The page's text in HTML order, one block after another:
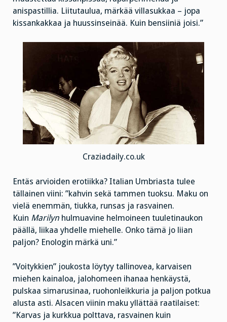
anispastillia. Liitutaulua, märkää villasukkaa – jopa
kissankakkaa ja huussinseinää. Kuin bensiiniä joisi.”
Craziadaily.co.uk
Entäs arvioiden erotiikka? Italian Umbriasta tulee
tällainen viini: ”kahvin sekä tammen tuoksu. Maku on
vielä enemmän, tiukka, runsas ja rasvainen.
Kuin Marilyn hulmuavine helmoineen tuuletinaukon
päällä, liikaa yhdelle miehelle. Onko tämä jo liian
paljon? Enologin märkä uni.”
”Voitykkien” joukosta löytyy tallinovea, karvaisen
miehen kainaloa, jalohomeen ihanaa henkäystä,
pulskaa simarusinaa, ruohonleikkuria ja paljon potkua
alusta asti. Alsacen viinin maku yllättää raatilaiset:
”Karvas ja kurkkua polttava, rasvainen kuin